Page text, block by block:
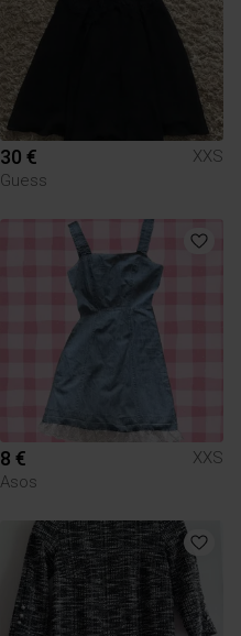
30 €
XXS
Guess
8 €
XXS
Asos